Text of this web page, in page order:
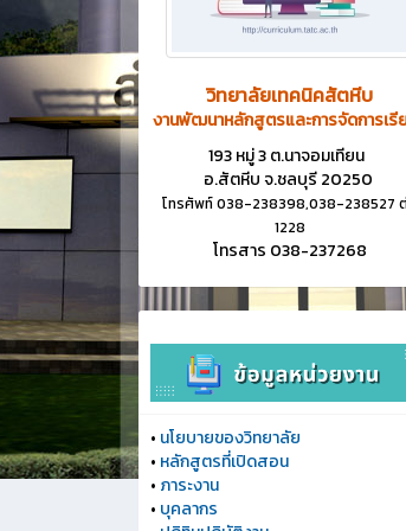
วิทยาลัยเทคนิคสัตหีบ
งานพัฒนาหลักสูตรและการจัดการเรี
193 หมู่ 3 ต.นาจอมเทียน
อ.สัตหีบ จ.ชลบุรี 20250
โทรศัพท์ 038-238398,038-238527
1228
โทรสาร 038-237268
• นโยบายของวิทยาลัย
• หลักสูตรที่เปิดสอน
• ภาระงาน
• บุคลากร